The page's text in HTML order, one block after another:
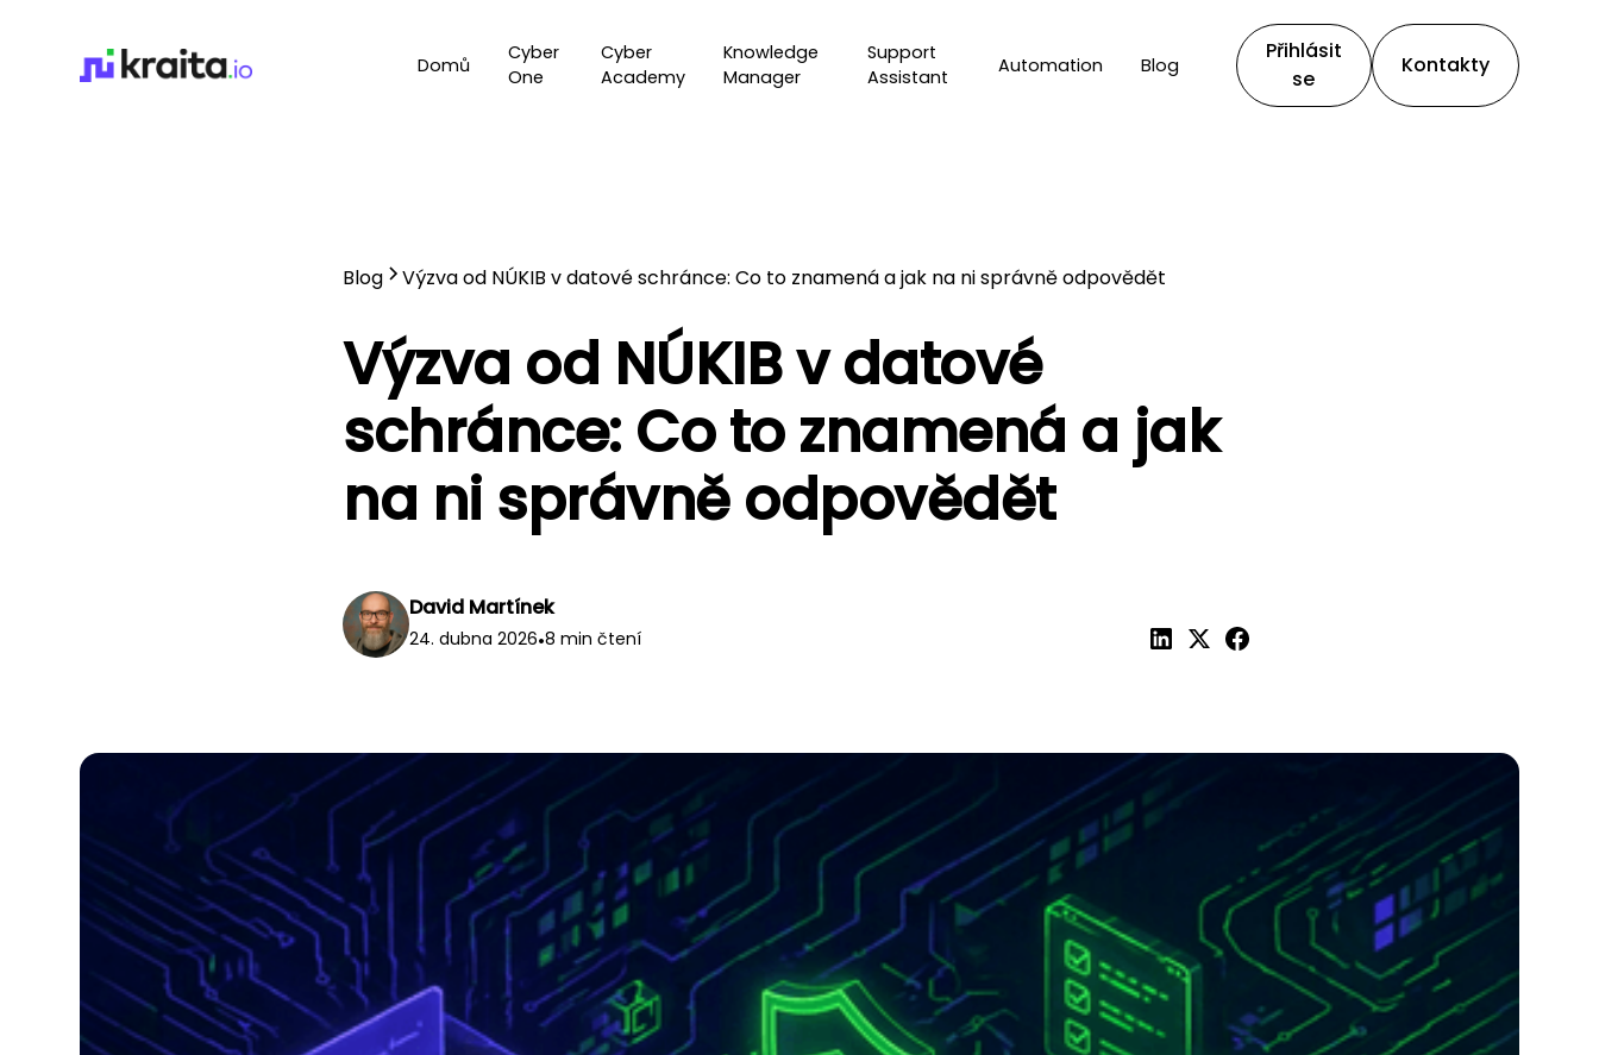
Domů
Cyber
One
Cyber
Academy
Knowledge
Manager
Support
Assistant
Automation Blog
Přihlásit
se
Kontakty
Blog Výzva od NÚKIB v datové schránce: Co to znamená a jak na ni správně odpovědět
Výzva od NÚKIB v datové
schránce: Co to znamená a jak
na ni správně odpovědět
David Martínek
24. dubna 2026•8 min čtení